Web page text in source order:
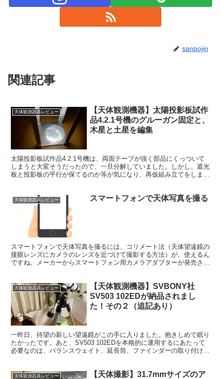
sanpojin
関連記事
天体観測器具レビュー
【天体観測機器】太陽投影板試作
品4.2.1号機のグルーガン固定と、
木星と土星を編集
太陽投影板試作品4.2.1号機は、両面テープが強く部品にくっついて
しまうと大変そうだったので、一旦分解していました。しかし、遮光
板と投影板の平行が保てるのか等が気になり、再仮組み立てをしまし
天体観測器具レビュー スマートフォンで天体写真を撮る
スマートフォンで天体写真を撮るには、コリメート法（天体望遠鏡の
接眼レンズにカメラのレンズを近づけて撮影する方法）が、使えるん
ですね。メーカーからスマートフォン用カメラアダプターが発売され
天体観測器具レビュー
【天体観測機器】SVBONY社
SV503 102EDが納品されまし
た！その２（追記あり）
一昨日、待望の新しい望遠鏡がこの手に入りました。抱きしめて眠り
たかったです。あと、SV503 102EDを本格的に運用するにあたって
必要なのは、バランスウェイト、延長筒、ファインダーの取り付けで
天体観測器具レビュー
【天体撮影】31.7mmサイズのア